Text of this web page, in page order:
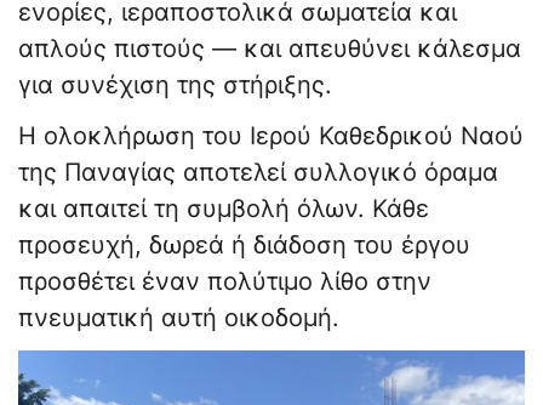
ενορίες, ιεραποστολικά σωματεία και
απλούς πιστούς — και απευθύνει κάλεσμα
για συνέχιση της στήριξης.
Η ολοκλήρωση του Ιερού Καθεδρικού Ναού
της Παναγίας αποτελεί συλλογικό όραμα
και απαιτεί τη συμβολή όλων. Κάθε
προσευχή, δωρεά ή διάδοση του έργου
προσθέτει έναν πολύτιμο λίθο στην
πνευματική αυτή οικοδομή.